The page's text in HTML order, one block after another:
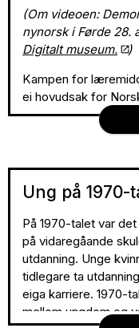
(Om videoen:
nynorsk i Førde 28.
Digitalt museum.
)
Kampen for
ei hovudsak for
lovfesta rett i
vidaregåande
lovfesta at alle
norsk skulle kome
tid og til same pris.
talet har mange
bokmålslærebøker
anten fordi dei berre
skulane ikkje kjøper
læremiddel på
Kampen for
Ung på 1970-
På 1970-talet var
på vidaregåande
utdanning. Unge
tidlegare ta
eiga karriere. 1970-
mellom ungdom og